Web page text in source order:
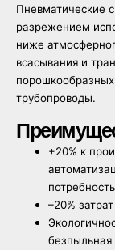
Пневматические
разрежением
ниже
всасывания и
трубопроводы.
+20% к
–20%
безпыльная